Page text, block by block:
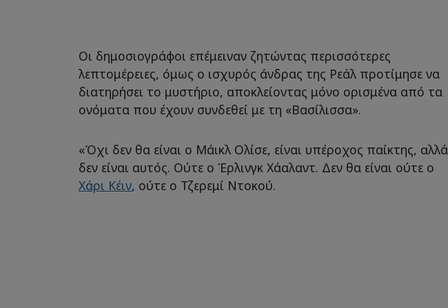
Οι δημοσιογράφοι επέμειναν ζητώντας περισσότερες
λεπτομέρειες, όμως ο ισχυρός άνδρας της Ρεάλ προτίμησε να
διατηρήσει το μυστήριο, αποκλείοντας μόνο ορισμένα από τα
ονόματα που έχουν συνδεθεί με τη «Βασίλισσα».
«Όχι δεν θα είναι ο Μάικλ Ολίσε, είναι υπέροχος παίκτης, αλλά
δεν είναι αυτός. Ούτε ο Έρλινγκ Χάαλαντ. Δεν θα είναι ούτε ο
Χάρι Κέιν, ούτε ο Τζερεμί Ντοκού.